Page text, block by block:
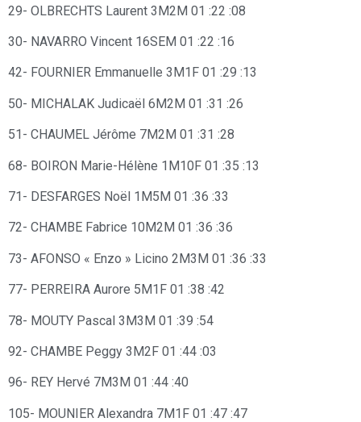
29- OLBRECHTS Laurent 3M2M 01 :22 :08
30- NAVARRO Vincent 16SEM 01 :22 :16
42- FOURNIER Emmanuelle 3M1F 01 :29 :13
50- MICHALAK Judicaël 6M2M 01 :31 :26
51- CHAUMEL Jérôme 7M2M 01 :31 :28
68- BOIRON Marie-Hélène 1M10F 01 :35 :13
71- DESFARGES Noël 1M5M 01 :36 :33
72- CHAMBE Fabrice 10M2M 01 :36 :36
73- AFONSO « Enzo » Licino 2M3M 01 :36 :33
77- PERREIRA Aurore 5M1F 01 :38 :42
78- MOUTY Pascal 3M3M 01 :39 :54
92- CHAMBE Peggy 3M2F 01 :44 :03
96- REY Hervé 7M3M 01 :44 :40
105- MOUNIER Alexandra 7M1F 01 :47 :47